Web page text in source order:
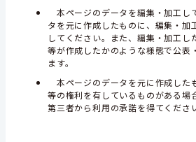
本ページのデータを編集・加工し
タを元に作成したものに、編集・加
してください。また、編集・加工し
等が作成したかのような様態で公表
ます。
本ページのデータを元に作成した
等の権利を有しているものがある場
第三者から利用の承諾を得てくださ